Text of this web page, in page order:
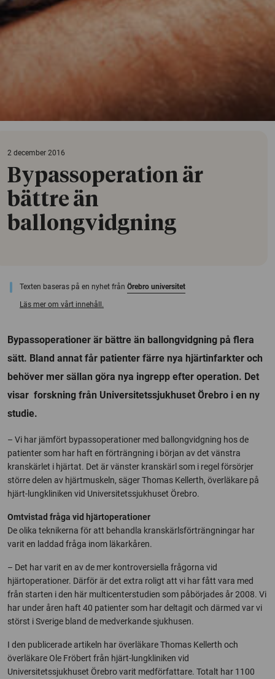
2 december 2016
Bypassoperation är
bättre än
ballongvidgning
Texten baseras på en nyhet från Örebro universitet
Läs mer om vårt innehåll.
Bypassoperationer är bättre än ballongvidgning på flera
sätt. Bland annat får patienter färre nya hjärtinfarkter och
behöver mer sällan göra nya ingrepp efter operation. Det
visar forskning från Universitetssjukhuset Örebro i en ny
studie.
– Vi har jämfört bypassoperationer med ballongvidgning hos de
patienter som har haft en förträngning i början av det vänstra
kranskärlet i hjärtat. Det är vänster kranskärl som i regel försörjer
större delen av hjärtmuskeln, säger Thomas Kellerth, överläkare på
hjärt-lungkliniken vid Universitetssjukhuset Örebro.
Omtvistad fråga vid hjärtoperationer
De olika teknikerna för att behandla kranskärlsförträngningar har
varit en laddad fråga inom läkarkåren.
– Det har varit en av de mer kontroversiella frågorna vid
hjärtoperationer. Därför är det extra roligt att vi har fått vara med
från starten i den här multicenterstudien som påbörjades år 2008. Vi
har under åren haft 40 patienter som har deltagit och därmed var vi
störst i Sverige bland de medverkande sjukhusen.
I den publicerade artikeln har överläkare Thomas Kellerth och
överläkare Ole Fröbert från hjärt-lungkliniken vid
Universitetssjukhuset Örebro varit medförfattare. Totalt har 1100